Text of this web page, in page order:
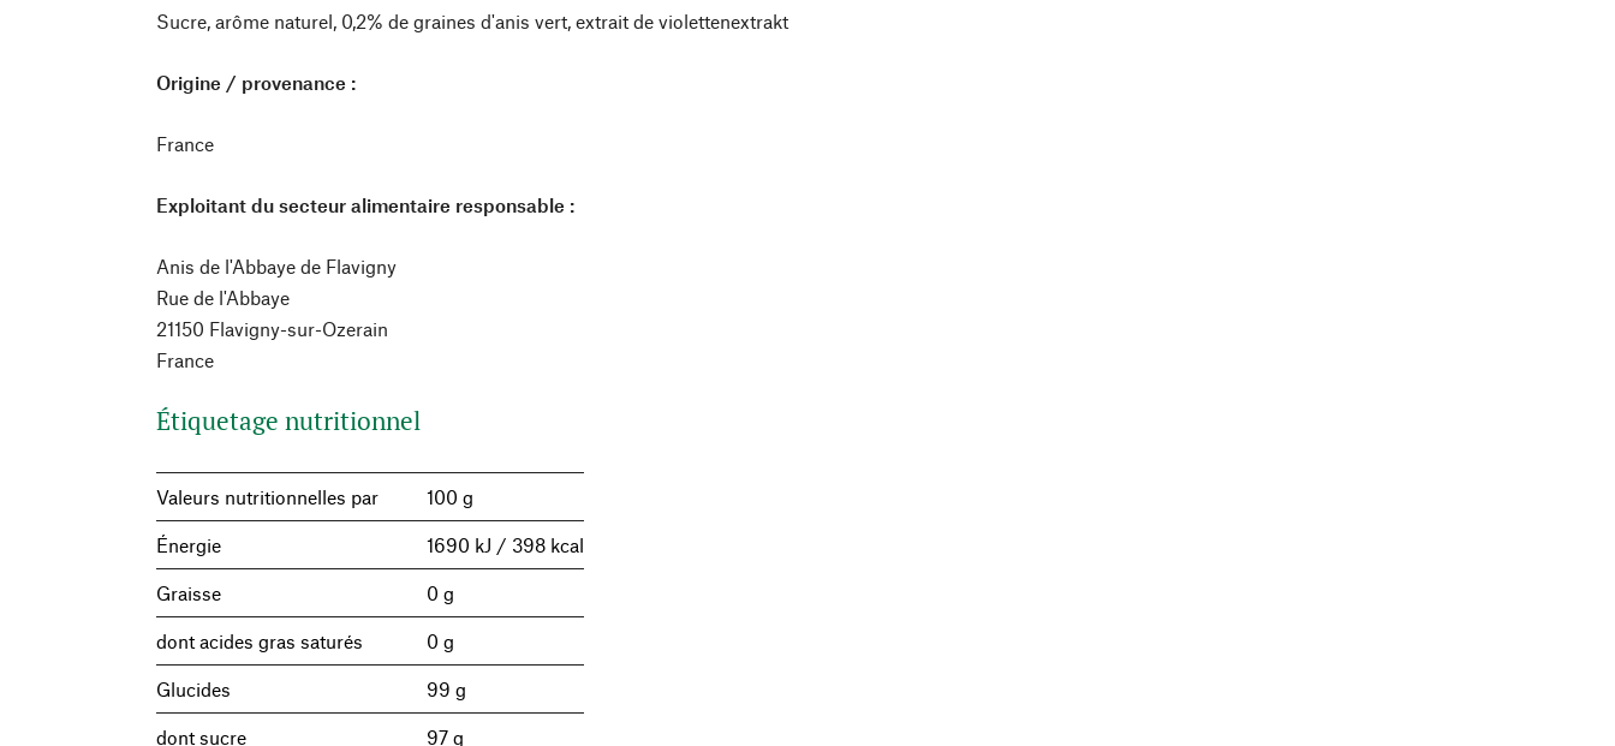
Sucre, arôme naturel, 0,2% de graines d'anis vert, extrait de violettenextrakt
Origine / provenance :
France
Exploitant du secteur alimentaire responsable :
Anis de l'Abbaye de Flavigny
Rue de l'Abbaye
21150 Flavigny-sur-Ozerain
France
Étiquetage nutritionnel
Valeurs nutritionnelles par 100 g
Énergie 1690 kJ / 398 kcal
Graisse 0 g
dont acides gras saturés 0 g
Glucides 99 g
dont sucre 97 g